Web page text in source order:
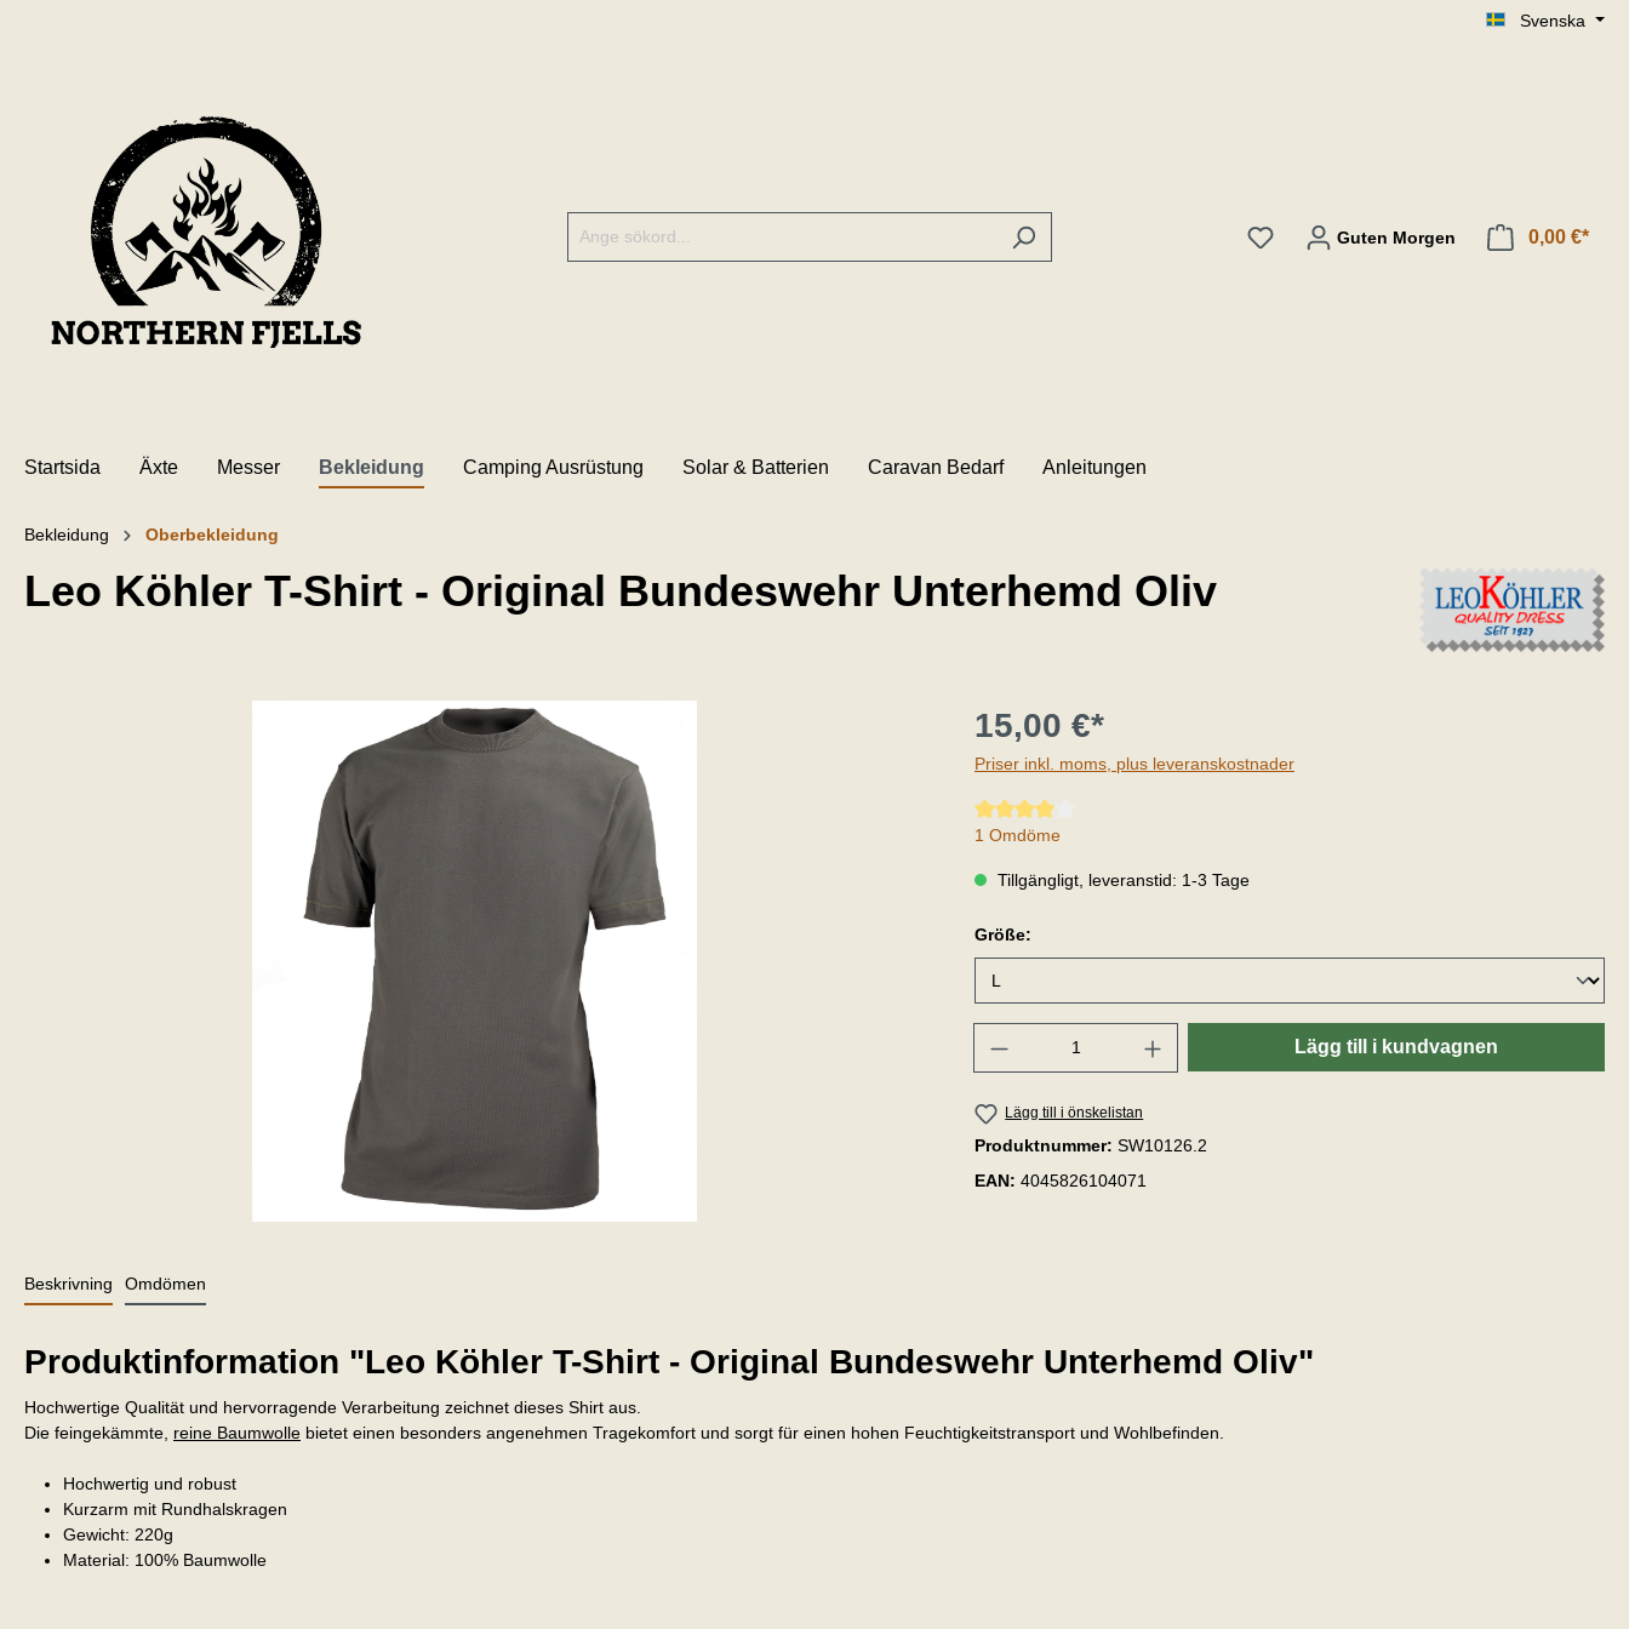
Svenska
Guten Morgen 0,00 €*
Startsida Äxte Messer Bekleidung Camping Ausrüstung Solar & Batterien Caravan Bedarf Anleitungen
Bekleidung Oberbekleidung
Leo Köhler T-Shirt - Original Bundeswehr Unterhemd Oliv
15,00 €*
Priser inkl. moms, plus leveranskostnader
Genomsnittligt betyg på 4 av 5 stjärnor
1 Omdöme
Tillgängligt, leveranstid: 1-3 Tage
Größe:
Lägg till i kundvagnen
Lägg till i önskelistan
Produktnummer: SW10126.2
EAN: 4045826104071
Beskrivning Omdömen
Produktinformation "Leo Köhler T-Shirt - Original Bundeswehr Unterhemd Oliv"
Hochwertige Qualität und hervorragende Verarbeitung zeichnet dieses Shirt aus.
Die feingekämmte, reine Baumwolle bietet einen besonders angenehmen Tragekomfort und sorgt für einen hohen Feuchtigkeitstransport und Wohlbefinden.
Hochwertig und robust
Kurzarm mit Rundhalskragen
Gewicht: 220g
Material: 100% Baumwolle